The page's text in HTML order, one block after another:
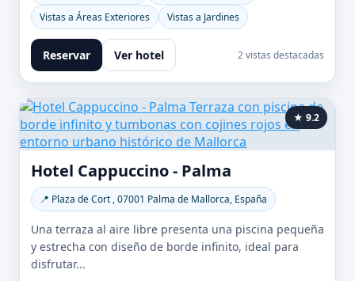
Vistas a Áreas Exteriores
Vistas a Jardines
Reservar Ver hotel 2 vistas destacadas
★ 9.2
Hotel Cappuccino - Palma
📍 Plaza de Cort , 07001 Palma de Mallorca, España
Una terraza al aire libre presenta una piscina pequeña
y estrecha con diseño de borde infinito, ideal para
disfrutar...